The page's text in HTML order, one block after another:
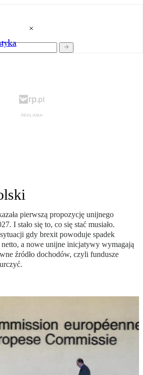
pierwszą propozycję unijnego
I stało się to, co się stać musiało.
gdy brexit powoduje spadek
a nowe unijne inicjatywy wymagają
źródło dochodów, czyli fundusze